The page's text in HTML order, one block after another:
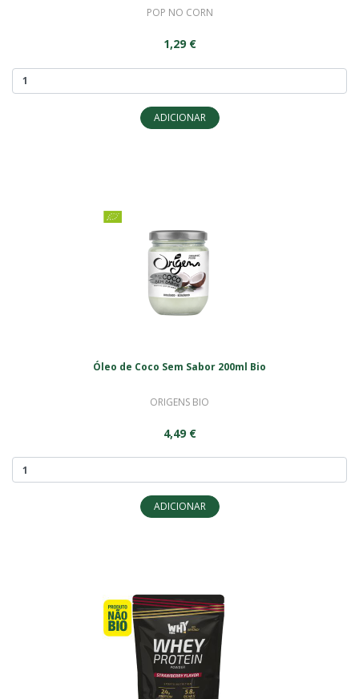
POP NO CORN
1,29 €
ADICIONAR
Óleo de Coco Sem Sabor 200ml Bio
ORIGENS BIO
4,49 €
ADICIONAR